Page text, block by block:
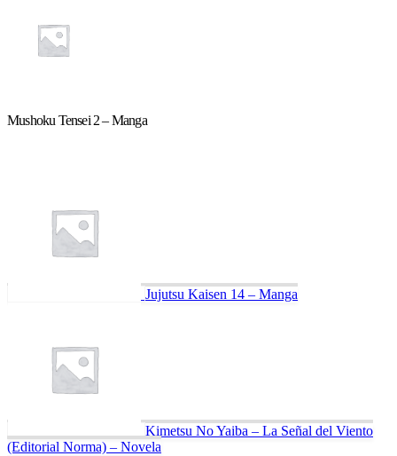
Mushoku Tensei 2 – Manga
Jujutsu Kaisen 14 – Manga
Kimetsu No Yaiba – La Señal del Viento
(Editorial Norma) – Novela